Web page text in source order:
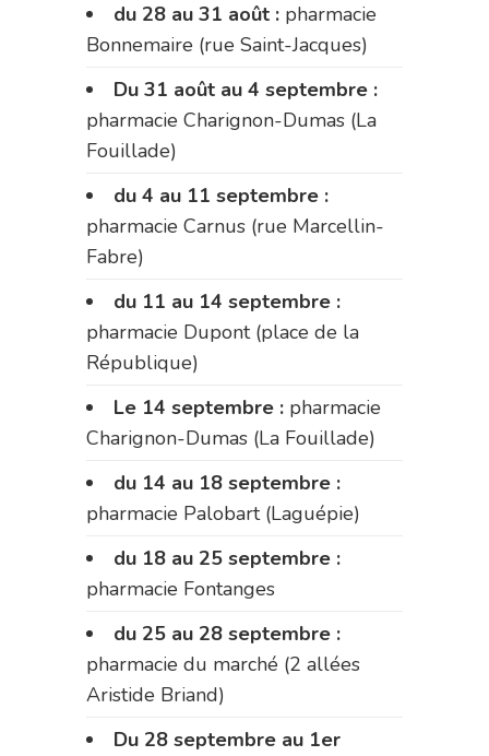
du 28 au 31 août : pharmacie
Bonnemaire (rue Saint-Jacques)
Du 31 août au 4 septembre :
pharmacie Charignon-Dumas (La
Fouillade)
du 4 au 11 septembre :
pharmacie Carnus (rue Marcellin-
Fabre)
du 11 au 14 septembre :
pharmacie Dupont (place de la
République)
Le 14 septembre : pharmacie
Charignon-Dumas (La Fouillade)
du 14 au 18 septembre :
pharmacie Palobart (Laguépie)
du 18 au 25 septembre :
pharmacie Fontanges
du 25 au 28 septembre :
pharmacie du marché (2 allées
Aristide Briand)
Du 28 septembre au 1er